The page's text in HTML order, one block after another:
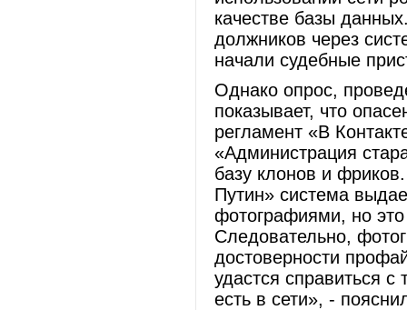
качестве базы
должников через
начали судебные
Однако опрос,
показывает, что
регламент «В
«Администрация
базу клонов и
Путин» система
фотографиями, но
Следовательно,
достоверности
удастся справиться
есть в сети», -